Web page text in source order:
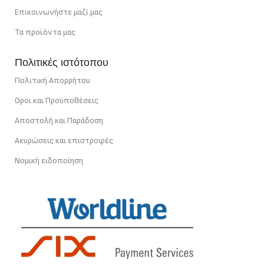
Επικοινωνήστε μαζί μας
Τα προϊόντα μας
Πολιτικές ιστότοπου
Πολιτική Απορρήτου
Οροι και Προϋποθέσεις
Αποστολή και Παράδοση
Ακυρώσεις και επιστροφές
Νομική ειδοποίηση